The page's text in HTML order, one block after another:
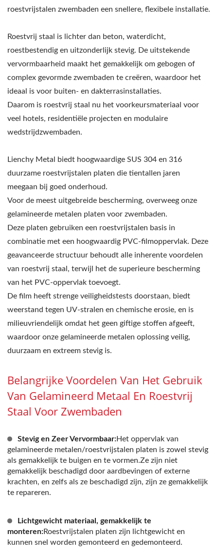
roestvrijstalen zwembaden een snellere, flexibele installatie.
Roestvrij staal is lichter dan beton, waterdicht,
roestbestendig en uitzonderlijk stevig. De uitstekende
vervormbaarheid maakt het gemakkelijk om gebogen of
complex gevormde zwembaden te creëren, waardoor het
ideaal is voor buiten- en dakterrasinstallaties.
Daarom is roestvrij staal nu het voorkeursmateriaal voor
veel hotels, residentiële projecten en modulaire
wedstrijdzwembaden.
Lienchy Metal biedt hoogwaardige SUS 304 en 316
duurzame roestvrijstalen platen die tientallen jaren
meegaan bij goed onderhoud.
Voor de meest uitgebreide bescherming, overweeg onze
gelamineerde metalen platen voor zwembaden.
Deze platen gebruiken een roestvrijstalen basis in
combinatie met een hoogwaardig PVC-filmoppervlak. Deze
geavanceerde structuur behoudt alle inherente voordelen
van roestvrij staal, terwijl het de superieure bescherming
van het PVC-oppervlak toevoegt.
De film heeft strenge veiligheidstests doorstaan, biedt
weerstand tegen UV-stralen en chemische erosie, en is
milieuvriendelijk omdat het geen giftige stoffen afgeeft,
waardoor onze gelamineerde metalen oplossing veilig,
duurzaam en extreem stevig is.
Belangrijke Voordelen Van Het Gebruik
Van Gelamineerd Metaal En Roestvrij
Staal Voor Zwembaden
Stevig en Zeer Vervormbaar:Het oppervlak van
gelamineerde metalen/roestvrijstalen platen is zowel stevig
als gemakkelijk te buigen en te vormen.Ze zijn niet
gemakkelijk beschadigd door aardbevingen of externe
krachten, en zelfs als ze beschadigd zijn, zijn ze gemakkelijk
te repareren.
Lichtgewicht materiaal, gemakkelijk te
monteren:Roestvrijstalen platen zijn lichtgewicht en
kunnen snel worden gemonteerd en gedemonteerd.